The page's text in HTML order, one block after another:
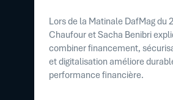
Lors de la Matinale DafMag du
Chaufour et Sacha Benibri
combiner financement,
et digitalisation améliore
performance financière.